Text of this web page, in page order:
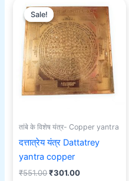
Sale!
Sale!
तांबे के विशेष यंत्र- Copper yantra
दत्तात्रेय यंत्र Dattatrey
yantra copper
₹551.00
price
was:
₹551.00.
₹301.00
price
is:
₹301.00.